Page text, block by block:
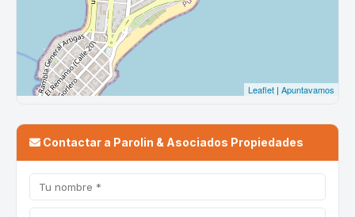
Contactar a Parolin & Asociados Propiedades